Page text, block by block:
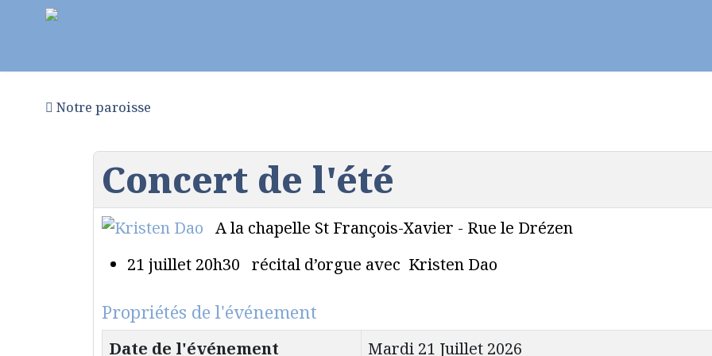
Notre paroisse
Concert de l'été
A la chapelle St François-Xavier - Rue le Drézen
21 juillet 20h30 récital d’orgue avec Kristen Dao
Propriétés de l'événement
Date de l'événement Mardi 21 Juillet 2026